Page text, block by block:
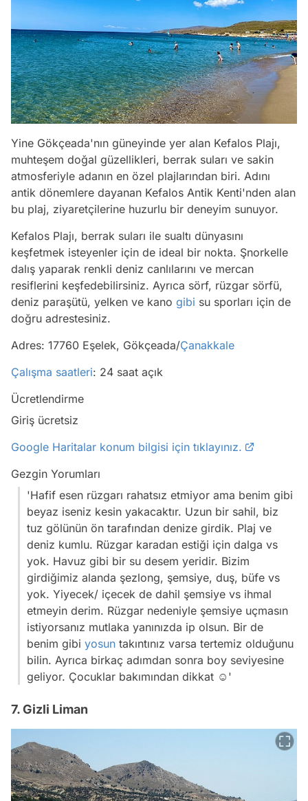
Yine Gökçeada'nın güneyinde yer alan Kefalos Plajı,
muhteşem doğal güzellikleri, berrak suları ve sakin
atmosferiyle adanın en özel plajlarından biri. Adını
antik dönemlere dayanan Kefalos Antik Kenti'nden alan
bu plaj, ziyaretçilerine huzurlu bir deneyim sunuyor.
Kefalos Plajı, berrak suları ile sualtı dünyasını
keşfetmek isteyenler için de ideal bir nokta. Şnorkelle
dalış yaparak renkli deniz canlılarını ve mercan
resiflerini keşfedebilirsiniz. Ayrıca sörf, rüzgar sörfü,
deniz paraşütü, yelken ve kano gibi su sporları için de
doğru adrestesiniz.
Adres: 17760 Eşelek, Gökçeada/Çanakkale
Çalışma saatleri: 24 saat açık
Ücretlendirme
Giriş ücretsiz
Google Haritalar konum bilgisi için tıklayınız.
Gezgin Yorumları
'Hafif esen rüzgarı rahatsız etmiyor ama benim gibi
beyaz iseniz kesin yakacaktır. Uzun bir sahil, biz
tuz gölünün ön tarafından denize girdik. Plaj ve
deniz kumlu. Rüzgar karadan estiği için dalga vs
yok. Havuz gibi bir su desem yeridir. Bizim
girdiğimiz alanda şezlong, şemsiye, duş, büfe vs
yok. Yiyecek/ içecek de dahil şemsiye vs ihmal
etmeyin derim. Rüzgar nedeniyle şemsiye uçmasın
istiyorsanız mutlaka yanınızda ip olsun. Bir de
benim gibi yosun takıntınız varsa tertemiz olduğunu
bilin. Ayrıca birkaç adımdan sonra boy seviyesine
geliyor. Çocuklar bakımından dikkat ☺️'
7. Gizli Liman